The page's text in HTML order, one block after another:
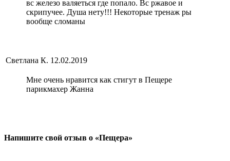
вс железо валяеться где попало. Вс ржавое и
скрипучее. Душа нету!!! Некоторые тренаж ры
вообще сломаны
Светлана К. 12.02.2019
Мне очень нравится как стигут в Пещере
парикмахер Жанна
Напишите свой отзыв о «Пещера»